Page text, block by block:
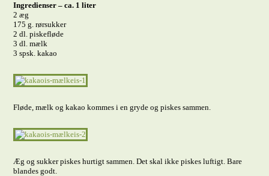
Ingredienser – ca. 1 liter
2 æg
175 g. rørsukker
2 dl. piskefløde
3 dl. mælk
3 spsk. kakao
Fløde, mælk og kakao kommes i en gryde og piskes sammen.
Æg og sukker piskes hurtigt sammen. Det skal ikke piskes luftigt. Bare
blandes godt.